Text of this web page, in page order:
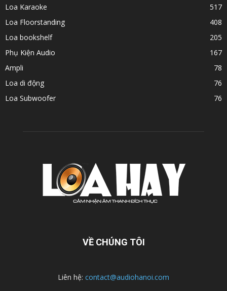
Loa Karaoke
517
Loa Floorstanding
408
Loa bookshelf
205
Phụ Kiện Audio
167
Ampli
78
Loa di động
76
Loa Subwoofer
76
VỀ CHÚNG TÔI
Liên hệ: contact@audiohanoi.com